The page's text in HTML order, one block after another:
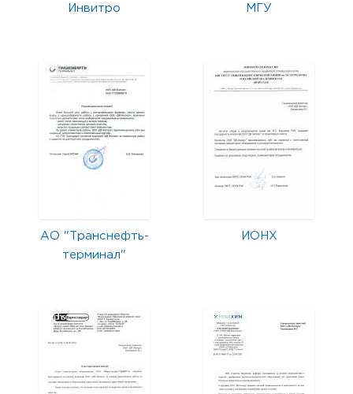
Инвитро МГУ
АО "Транснефть-
терминал"
ИОНХ